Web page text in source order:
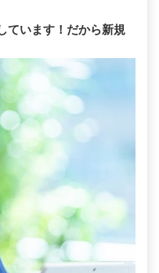
ています！だから新規